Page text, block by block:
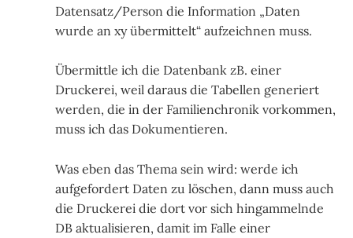
Datensatz/Person die Information „Daten
wurde an xy übermittelt“ aufzeichnen muss.
Übermittle ich die Datenbank zB. einer
Druckerei, weil daraus die Tabellen generiert
werden, die in der Familienchronik vorkommen,
muss ich das Dokumentieren.
Was eben das Thema sein wird: werde ich
aufgefordert Daten zu löschen, dann muss auch
die Druckerei die dort vor sich hingammelnde
DB aktualisieren, damit im Falle einer